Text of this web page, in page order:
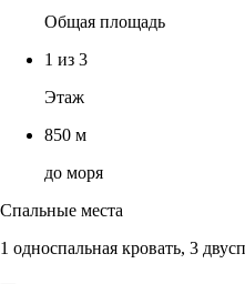
Общая площадь
1 из 3
Этаж
850 м
до моря
Спальные места
1 односпальная кровать, 3